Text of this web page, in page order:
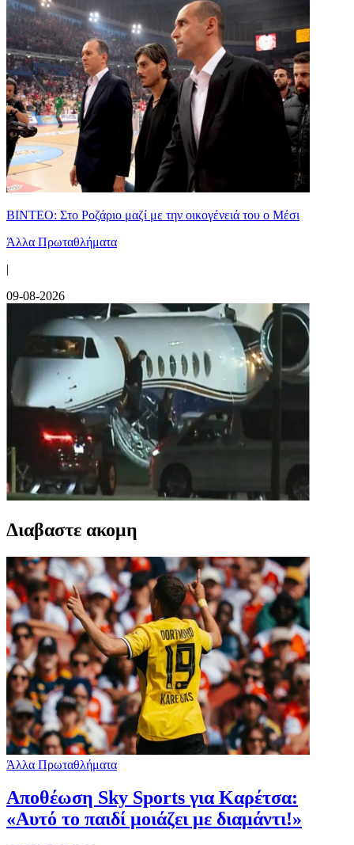
ΒΙΝΤΕΟ: Στο Ροζάριο μαζί με την οικογένειά του ο Μέσι
Άλλα Πρωταθλήματα
|
09-08-2026
Διαβαστε ακομη
Άλλα Πρωταθλήματα
Αποθέωση Sky Sports για Καρέτσα:
«Αυτό το παιδί μοιάζει με διαμάντι!»